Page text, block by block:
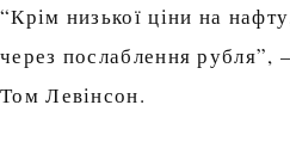
“Крім низької ціни на
через послаблення рубля”,
Том Левінсон.